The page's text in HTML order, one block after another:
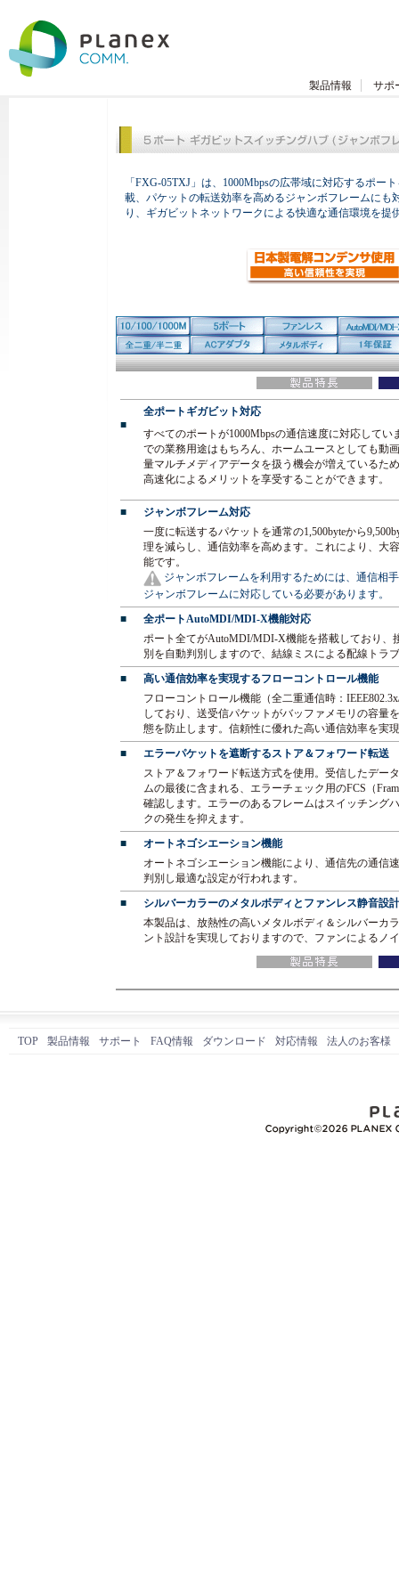
製品情報 サポ
「FXG-05TXJ」は、1000Mbpsの広帯域に対応するポー
載、パケットの転送効率を高めるジャンボフレームにも
り、ギガビットネットワークによる快適な通信環境を提
■
全ポートギガビット対応
すべてのポートが1000Mbpsの通信速度に対応してい
での業務用途はもちろん、ホームユースとしても動
量マルチメディアデータを扱う機会が増えているた
高速化によるメリットを享受することができます。
■
ジャンボフレーム対応
一度に転送するパケットを通常の1,500byteから
理を減らし、通信効率を高めます。これにより、大
能です。
ジャンボフレームを利用するためには、通信相
ジャンボフレームに対応している必要があります。
■
全ポートAutoMDI/MDI-X機能対応
ポート全てがAutoMDI/MDI-X機能を搭載しており、
別を自動判別しますので、結線ミスによる配線トラ
■
高い通信効率を実現するフローコントロール機能
フローコントロール機能（全二重通信時：
しており、送受信パケットがバッファメモリの容量
態を防止します。信頼性に優れた高い通信効率を実
■
エラーパケットを遮断するストア＆フォワード転送
ストア＆フォワード転送方式を使用。受信したデー
ムの最後に含まれる、エラーチェック用のFCS（
確認します。エラーのあるフレームはスイッチング
クの発生を抑えます。
■
オートネゴシエーション機能
オートネゴシエーション機能により、通信先の通信
判別し最適な設定が行われます。
■
シルバーカラーのメタルボディとファンレス静音設計
本製品は、放熱性の高いメタルボディ＆シルバーカ
ント設計を実現しておりますので、ファンによるノ
TOP 製品情報 サポート FAQ情報 ダウンロード 対応情報 法人のお客様